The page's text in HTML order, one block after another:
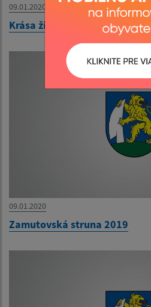
09.01.2020
Krása životu 2019
09.01.2020
Zamutovská struna 2019